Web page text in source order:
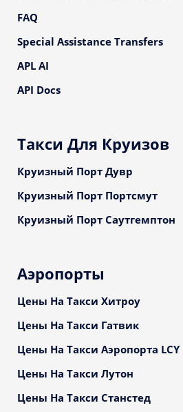
FAQ
Special Assistance Transfers
APL AI
API Docs
Такси Для Круизов
Круизный Порт Дувр
Круизный Порт Портсмут
Круизный Порт Саутгемптон
Аэропорты
Цены На Такси Хитроу
Цены На Такси Гатвик
Цены На Такси Аэропорта LCY
Цены На Такси Лутон
Цены На Такси Станстед